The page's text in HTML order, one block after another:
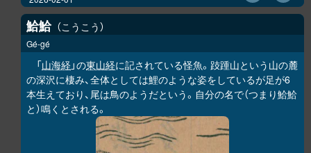
鮯鮯 こうこう
Gé-gé
「山海経 」の東山経に記されている怪魚。跂踵山という山の麓
の深沢に棲み、全体としては鯉のような姿をしているが足が6
本生えており、尾は鳥のようだという。自分の名で（つまり鮯鮯
と）鳴くとされる。